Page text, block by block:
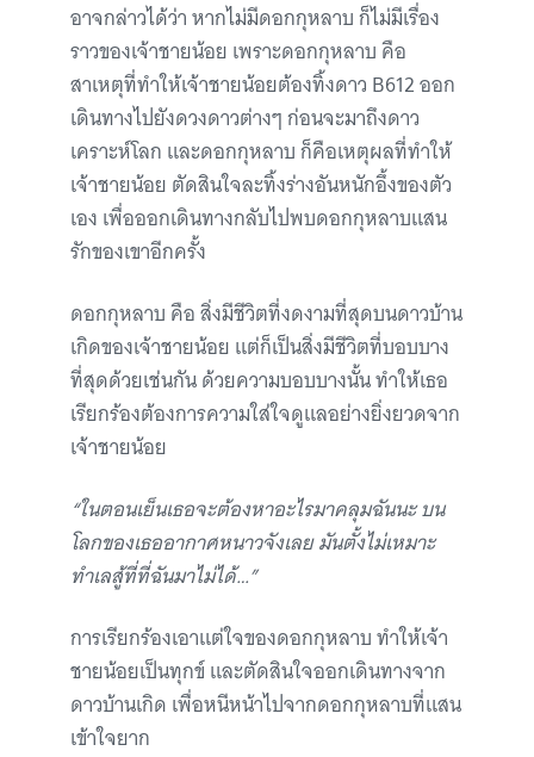
อาจกล่าวได้ว่า หากไม่มีดอกกุหลาบ ก็ไม่มีเรื่อง
ราวของเจ้าชายน้อย เพราะดอกกุหลาบ คือ
สาเหตุที่ทำให้เจ้าชายน้อยต้องทิ้งดาว B612 ออก
เดินทางไปยังดวงดาวต่างๆ ก่อนจะมาถึงดาว
เคราะห์โลก และดอกกุหลาบ ก็คือเหตุผลที่ทำให้
เจ้าชายน้อย ตัดสินใจละทิ้งร่างอันหนักอึ้งของตัว
เอง เพื่อออกเดินทางกลับไปพบดอกกุหลาบแสน
รักของเขาอีกครั้ง
ดอกกุหลาบ คือ สิ่งมีชีวิตที่งดงามที่สุดบนดาวบ้าน
เกิดของเจ้าชายน้อย แต่ก็เป็นสิ่งมีชีวิตที่บอบบาง
ที่สุดด้วยเช่นกัน ด้วยความบอบบางนั้น ทำให้เธอ
เรียกร้องต้องการความใส่ใจดูแลอย่างยิ่งยวดจาก
เจ้าชายน้อย
“ในตอนเย็นเธอจะต้องหาอะไรมาคลุมฉันนะ บน
โลกของเธออากาศหนาวจังเลย มันตั้งไม่เหมาะ
ทำเลสู้ที่ที่ฉันมาไม่ได้…”
การเรียกร้องเอาแต่ใจของดอกกุหลาบ ทำให้เจ้า
ชายน้อยเป็นทุกข์ และตัดสินใจออกเดินทางจาก
ดาวบ้านเกิด เพื่อหนีหน้าไปจากดอกกุหลาบที่แสน
เข้าใจยาก